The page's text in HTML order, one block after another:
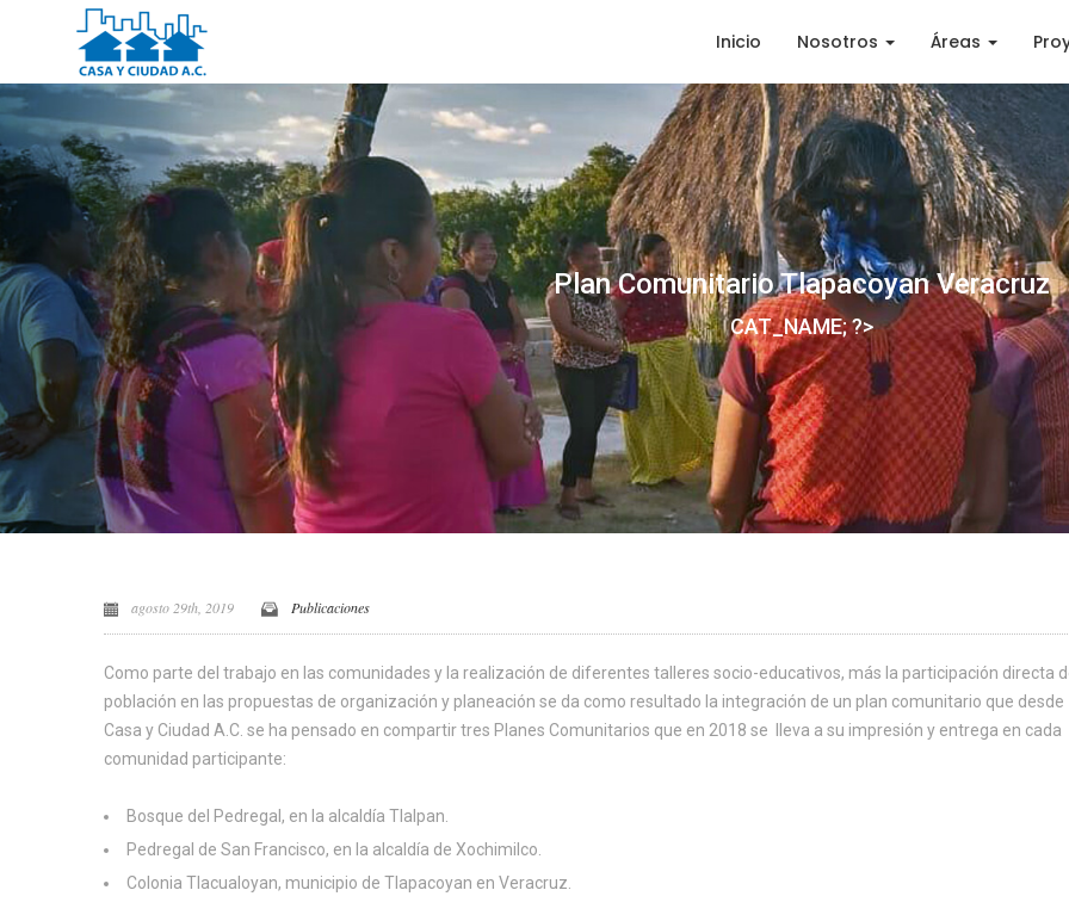
Inicio Nosotros Áreas
Plan Comunitario Tlapacoyan Veracruz
CAT_NAME; ?>
agosto 29th, 2019 Publicaciones
Como parte del trabajo en las comunidades y la realización de diferentes talleres socio-educativos, más la participación directa
población en las propuestas de organización y planeación se da como resultado la integración de un plan comunitario que desde
Casa y Ciudad A.C. se ha pensado en compartir tres Planes Comunitarios que en 2018 se lleva a su impresión y entrega en cada
comunidad participante:
Bosque del Pedregal, en la alcaldía Tlalpan.
Pedregal de San Francisco, en la alcaldía de Xochimilco.
Colonia Tlacualoyan, municipio de Tlapacoyan en Veracruz.